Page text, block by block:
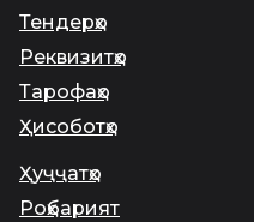
Тендерҳо
Реквизитҳо
Тарофаҳо
Ҳисоботҳо
Ҳуҷҷатҳо
Роҳбарият